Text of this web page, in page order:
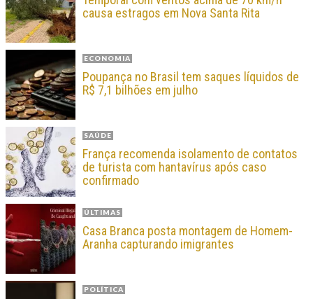
causa estragos em Nova Santa Rita
ECONOMIA
Poupança no Brasil tem saques líquidos de
R$ 7,1 bilhões em julho
SAÚDE
França recomenda isolamento de contatos
de turista com hantavírus após caso
confirmado
ÚLTIMAS
Casa Branca posta montagem de Homem-
Aranha capturando imigrantes
POLÍTICA